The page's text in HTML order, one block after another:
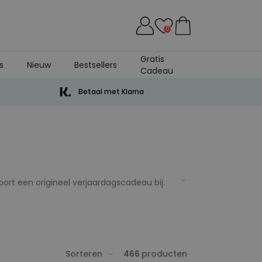
0
Nieuw Bestsellers
Gratis
Cadeau
Betaal met Klarna
een origineel verjaardagscadeau bij.
Sorteren 466 producten